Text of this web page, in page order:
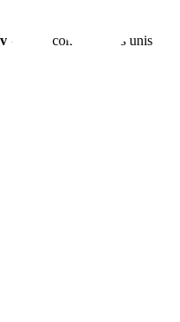
• 150+ commerçants unis